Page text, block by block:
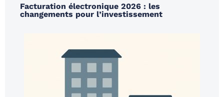
Facturation électronique 2026 : les
changements pour l’investissement